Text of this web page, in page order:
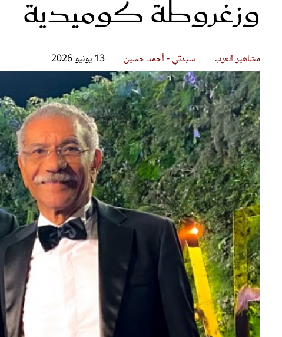
وزغروطة كوميدية
مشاهير العرب سيدتي - أحمد حسين 13 يونيو 2026
قصص ملهمة
شباب وبنات